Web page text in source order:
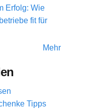
Erfolg: Wie
fit für
Mehr
Tipps